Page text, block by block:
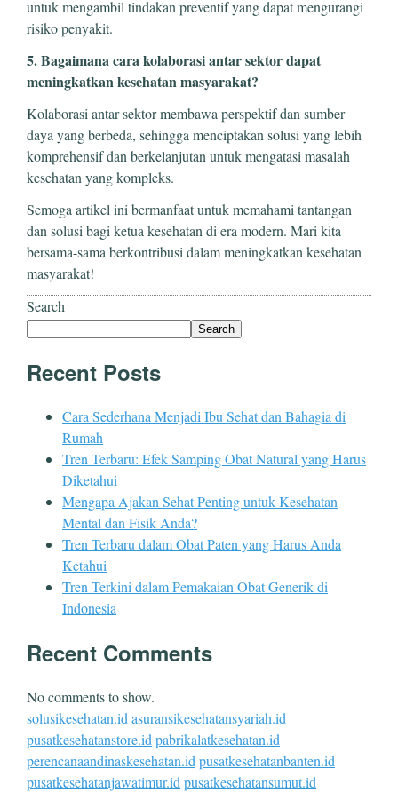
untuk mengambil tindakan preventif yang dapat mengurangi
risiko penyakit.
5. Bagaimana cara kolaborasi antar sektor dapat
meningkatkan kesehatan masyarakat?
Kolaborasi antar sektor membawa perspektif dan sumber
daya yang berbeda, sehingga menciptakan solusi yang lebih
komprehensif dan berkelanjutan untuk mengatasi masalah
kesehatan yang kompleks.
Semoga artikel ini bermanfaat untuk memahami tantangan
dan solusi bagi ketua kesehatan di era modern. Mari kita
bersama-sama berkontribusi dalam meningkatkan kesehatan
masyarakat!
Search
Search
Recent Posts
Cara Sederhana Menjadi Ibu Sehat dan Bahagia di
Rumah
Tren Terbaru: Efek Samping Obat Natural yang Harus
Diketahui
Mengapa Ajakan Sehat Penting untuk Kesehatan
Mental dan Fisik Anda?
Tren Terbaru dalam Obat Paten yang Harus Anda
Ketahui
Tren Terkini dalam Pemakaian Obat Generik di
Indonesia
Recent Comments
No comments to show.
solusikesehatan.id asuransikesehatansyariah.id
pusatkesehatanstore.id pabrikalatkesehatan.id
perencanaandinaskesehatan.id pusatkesehatanbanten.id
pusatkesehatanjawatimur.id pusatkesehatansumut.id